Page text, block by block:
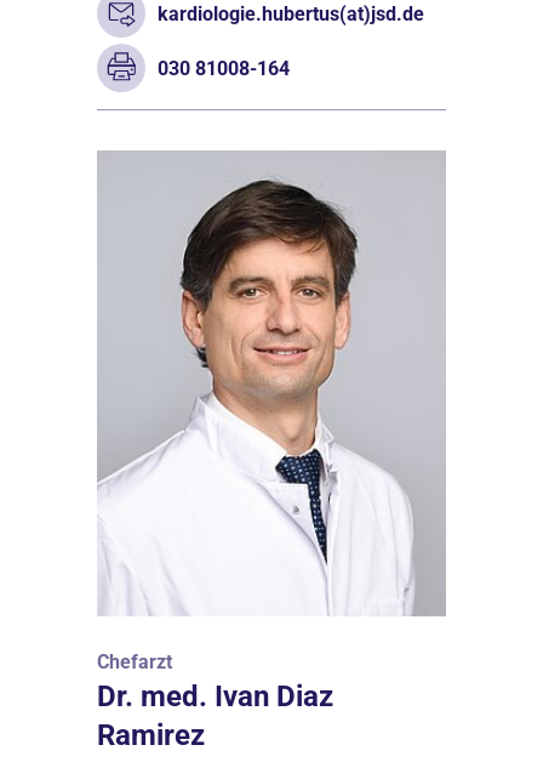
kardiologie.hubertus(at)jsd.de
030 81008-164
Chefarzt
Dr. med. Ivan Diaz
Ramirez